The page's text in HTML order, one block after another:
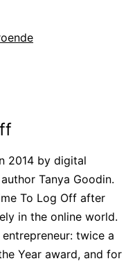
2014 by digital
Tanya Goodin.
To Log Off after
in the online world.
twice a
Year award, and for